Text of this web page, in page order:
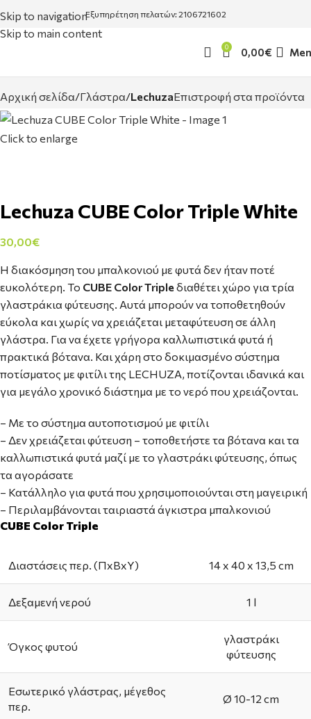
Skip to navigation
Skip to main content
Εξυπηρέτηση πελατών: 2106721602
0 0,00€
Αρχική σελίδα Γλάστρα LechuzaΕπιστροφή στα προϊόντα
Click to enlarge
Lechuza CUBE Color Triple White
30,00€
Η διακόσμηση του μπαλκονιού με φυτά δεν ήταν ποτέ
ευκολότερη. Το CUBE Color Triple διαθέτει χώρο για τρία
γλαστράκια φύτευσης. Αυτά μπορούν να τοποθετηθούν
εύκολα και χωρίς να χρειάζεται μεταφύτευση σε άλλη
γλάστρα. Για να έχετε γρήγορα καλλωπιστικά φυτά ή
πρακτικά βότανα. Και χάρη στο δοκιμασμένο σύστημα
ποτίσματος με φιτίλι της LECHUZA, ποτίζονται ιδανικά και
για μεγάλο χρονικό διάστημα με το νερό που χρειάζονται.
– Με το σύστημα αυτοποτισμού με φιτίλι
– Δεν χρειάζεται φύτευση – τοποθετήστε τα βότανα και τα
καλλωπιστικά φυτά μαζί με το γλαστράκι φύτευσης, όπως
τα αγοράσατε
– Κατάλληλο για φυτά που χρησιμοποιούνται στη μαγειρική
– Περιλαμβάνονται ταιριαστά άγκιστρα μπαλκονιού
CUBE Color Triple
Διαστάσεις περ. (ΠxΒxΥ) 14 x 40 x 13,5 cm
Δεξαμενή νερού 1 l
Όγκος φυτού
γλαστράκι
φύτευσης
Εσωτερικό γλάστρας, μέγεθος
περ.
Ø 10-12 cm